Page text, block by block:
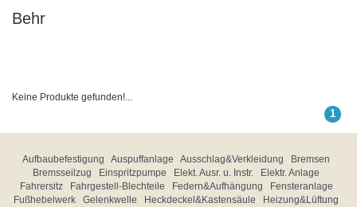
Behr
Keine Produkte gefunden!...
1
Aufbaubefestigung Auspuffanlage Ausschlag&Verkleidung
Bremsen
Bremsseilzug
Einspritzpumpe Elekt. Ausr. u. Instr.
Elektr. Anlage
Fahrersitz
Fahrgestell-Blechteile Federn&Aufhängung
Fensteranlage
Fußhebelwerk
Gelenkwelle Heckdeckel&Kastensäule
Heizung&Lüftung